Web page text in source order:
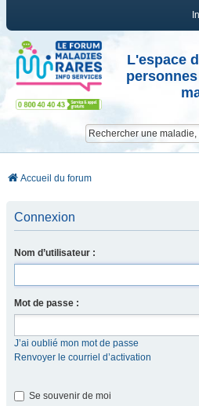
L'espace
Accueil du forum
Connexion
Nom d’utilisateur :
Mot de passe :
J’ai oublié mon mot de passe
Renvoyer le courriel d’activation
Se souvenir de moi